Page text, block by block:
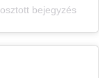
bejegyzés